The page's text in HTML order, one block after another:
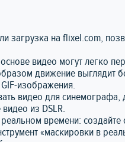
загрузка на flixel.com,
видео могут легко
движение выглядит
изображения.
видео для
из DSLR.
времени:
«маскировки в